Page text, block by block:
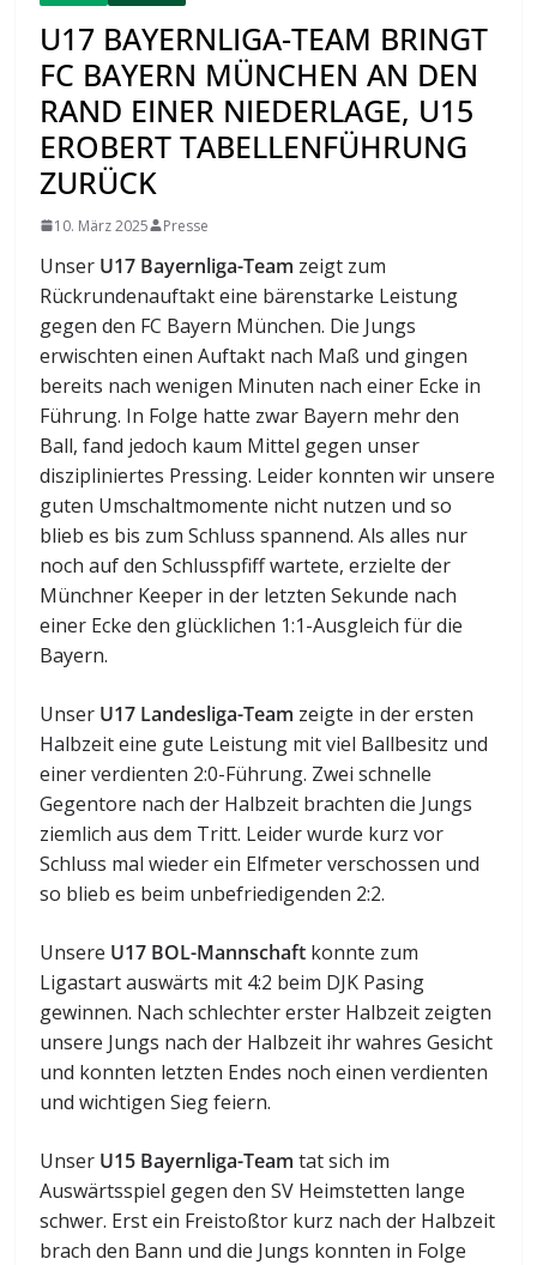
U17 BAYERNLIGA-TEAM BRINGT
FC BAYERN MÜNCHEN AN DEN
RAND EINER NIEDERLAGE, U15
EROBERT TABELLENFÜHRUNG
ZURÜCK
10. März 2025 Presse
Unser U17 Bayernliga-Team zeigt zum
Rückrundenauftakt eine bärenstarke Leistung
gegen den FC Bayern München. Die Jungs
erwischten einen Auftakt nach Maß und gingen
bereits nach wenigen Minuten nach einer Ecke in
Führung. In Folge hatte zwar Bayern mehr den
Ball, fand jedoch kaum Mittel gegen unser
diszipliniertes Pressing. Leider konnten wir unsere
guten Umschaltmomente nicht nutzen und so
blieb es bis zum Schluss spannend. Als alles nur
noch auf den Schlusspfiff wartete, erzielte der
Münchner Keeper in der letzten Sekunde nach
einer Ecke den glücklichen 1:1-Ausgleich für die
Bayern.
Unser U17 Landesliga-Team zeigte in der ersten
Halbzeit eine gute Leistung mit viel Ballbesitz und
einer verdienten 2:0-Führung. Zwei schnelle
Gegentore nach der Halbzeit brachten die Jungs
ziemlich aus dem Tritt. Leider wurde kurz vor
Schluss mal wieder ein Elfmeter verschossen und
so blieb es beim unbefriedigenden 2:2.
Unsere U17 BOL-Mannschaft konnte zum
Ligastart auswärts mit 4:2 beim DJK Pasing
gewinnen. Nach schlechter erster Halbzeit zeigten
unsere Jungs nach der Halbzeit ihr wahres Gesicht
und konnten letzten Endes noch einen verdienten
und wichtigen Sieg feiern.
Unser U15 Bayernliga-Team tat sich im
Auswärtsspiel gegen den SV Heimstetten lange
schwer. Erst ein Freistoßtor kurz nach der Halbzeit
brach den Bann und die Jungs konnten in Folge